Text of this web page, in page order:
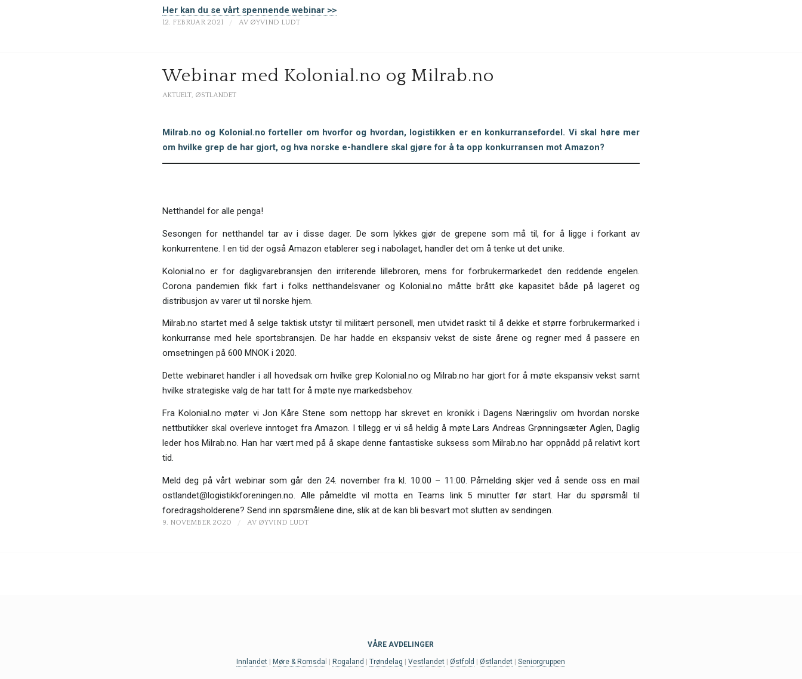
Her kan du se vårt spennende webinar >>
12. FEBRUAR 2021 / AV ØYVIND LUDT
Webinar med Kolonial.no og Milrab.no
AKTUELT, ØSTLANDET
Milrab.no og Kolonial.no forteller om hvorfor og hvordan, logistikken er en konkurransefordel. Vi skal høre mer
om hvilke grep de har gjort, og hva norske e-handlere skal gjøre for å ta opp konkurransen mot Amazon?
Netthandel for alle penga!
Sesongen for netthandel tar av i disse dager. De som lykkes gjør de grepene som må til, for å ligge i forkant av
konkurrentene. I en tid der også Amazon etablerer seg i nabolaget, handler det om å tenke ut det unike.
Kolonial.no er for dagligvarebransjen den irriterende lillebroren, mens for forbrukermarkedet den reddende engelen.
Corona pandemien fikk fart i folks netthandelsvaner og Kolonial.no måtte brått øke kapasitet både på lageret og
distribusjon av varer ut til norske hjem.
Milrab.no startet med å selge taktisk utstyr til militært personell, men utvidet raskt til å dekke et større forbrukermarked i
konkurranse med hele sportsbransjen. De har hadde en ekspansiv vekst de siste årene og regner med å passere en
omsetningen på 600 MNOK i 2020.
Dette webinaret handler i all hovedsak om hvilke grep Kolonial.no og Milrab.no har gjort for å møte ekspansiv vekst samt
hvilke strategiske valg de har tatt for å møte nye markedsbehov.
Fra Kolonial.no møter vi Jon Kåre Stene som nettopp har skrevet en kronikk i Dagens Næringsliv om hvordan norske
nettbutikker skal overleve inntoget fra Amazon. I tillegg er vi så heldig å møte Lars Andreas Grønningsæter Aglen, Daglig
leder hos Milrab.no. Han har vært med på å skape denne fantastiske suksess som Milrab.no har oppnådd på relativt kort
tid.
Meld deg på vårt webinar som går den 24. november fra kl. 10:00 – 11:00. Påmelding skjer ved å sende oss en mail
ostlandet@logistikkforeningen.no. Alle påmeldte vil motta en Teams link 5 minutter før start. Har du spørsmål til
foredragsholderene? Send inn spørsmålene dine, slik at de kan bli besvart mot slutten av sendingen.
9. NOVEMBER 2020 / AV ØYVIND LUDT
VÅRE AVDELINGER
Innlandet |Møre & Romsda l |Rogaland |Trøndelag |Vestlandet |Østfold |Østlandet |Seniorgruppen